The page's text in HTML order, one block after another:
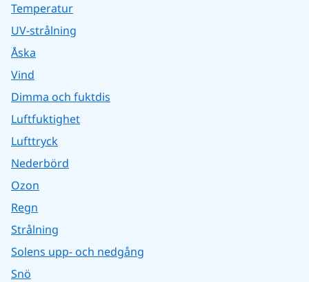
Temperatur
UV-strålning
Åska
Vind
Dimma och fuktdis
Luftfuktighet
Lufttryck
Nederbörd
Ozon
Regn
Strålning
Solens upp- och nedgång
Snö